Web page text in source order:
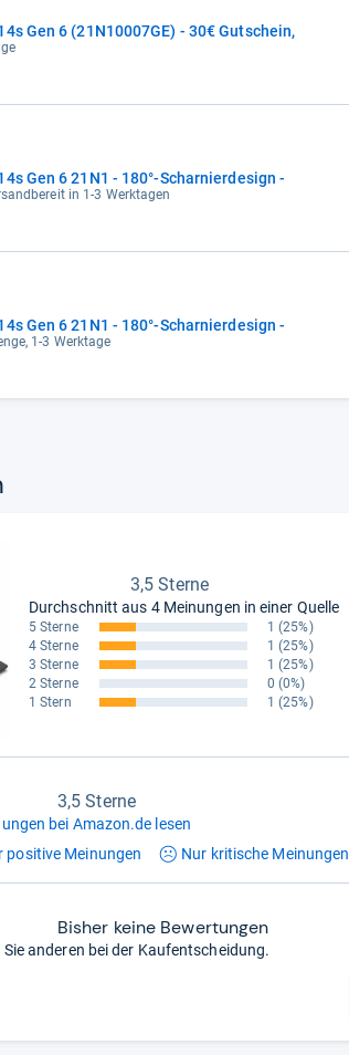
Gen 6 (21N10007GE) - 30€ Gutschein,
Gen 6 21N1 - 180°-Scharnierdesign -
in 1-3 Werktagen
Gen 6 21N1 - 180°-Scharnierdesign -
1-3 Werktage
3,5 Sterne
Durchschnitt aus 4 Meinungen in einer Quelle
5 Sterne 1 (25%)
4 Sterne
1 (25%)
3 Sterne
1 (25%)
2 Sterne
0 (0%)
1 Stern
1 (25%)
3,5 Sterne
bei Amazon.de lesen
positive Meinungen Nur kritische Meinungen
Bisher keine Bewertungen
Sie anderen bei der Kaufentscheidung.